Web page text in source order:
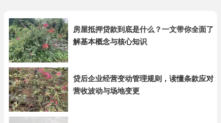
房屋抵押贷款到底是什么？一文带你全面了
解基本概念与核心知识
贷后企业经营变动管理规则，读懂条款应对
营收波动与场地变更